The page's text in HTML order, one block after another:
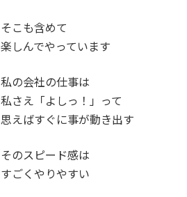
そこも含めて
楽しんでやっています
私の会社の仕事は
私さえ「よしっ！」って
思えばすぐに事が動き出す
そのスピード感は
すごくやりやすい